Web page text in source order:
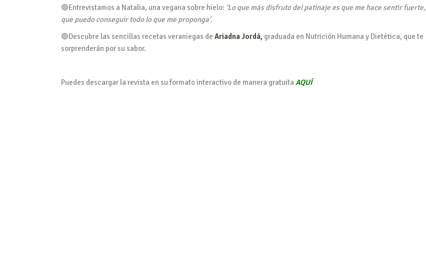
🟢Entrevistamos a Natalia, una vegana sobre hielo: ‘Lo que más disfruto del patinaje es que me hace sentir fuerte,
que puedo conseguir todo lo que me proponga’.
🟢Descubre las sencillas recetas veraniegas de Ariadna Jordá, graduada en Nutrición Humana y Dietética, que te
sorprenderán por su sabor.
Puedes descargar la revista en su formato interactivo de manera gratuitaAQUÍ